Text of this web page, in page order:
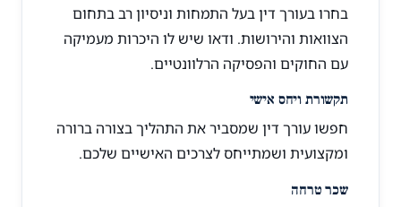
בחרו בעורך דין בעל התמחות וניסיון רב בתחום
הצוואות והירושות. ודאו שיש לו היכרות מעמיקה
עם החוקים והפסיקה הרלוונטיים.
תקשורת ויחס אישי
חפשו עורך דין שמסביר את התהליך בצורה ברורה
ומקצועית ושמתייחס לצרכים האישיים שלכם.
שכר טרחה